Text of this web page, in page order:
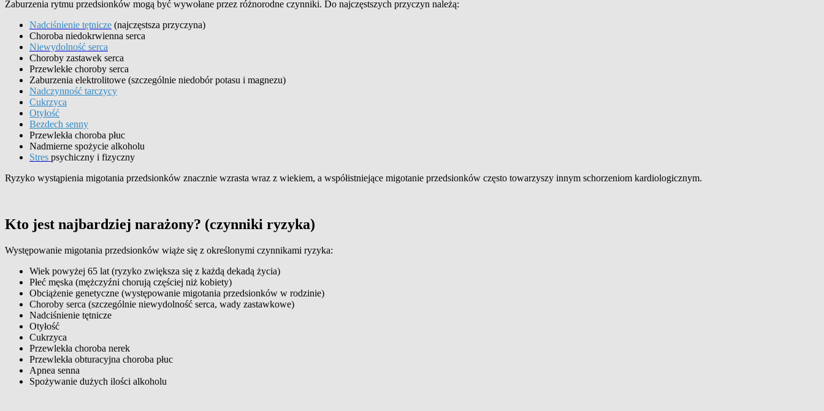
Zaburzenia rytmu przedsionków mogą być wywołane przez różnorodne czynniki. Do najczęstszych przyczyn należą:
Nadciśnienie tętnicze (najczęstsza przyczyna)
Choroba niedokrwienna serca
Niewydolność serca
Choroby zastawek serca
Przewlekłe choroby serca
Zaburzenia elektrolitowe (szczególnie niedobór potasu i magnezu)
Nadczynność tarczycy
Cukrzyca
Otyłość
Bezdech senny
Przewlekła choroba płuc
Nadmierne spożycie alkoholu
Stres psychiczny i fizyczny
Ryzyko wystąpienia migotania przedsionków znacznie wzrasta wraz z wiekiem, a współistniejące migotanie przedsionków często towarzyszy innym schorzeniom kardiologicznym.
Kto jest najbardziej narażony? (czynniki ryzyka)
Występowanie migotania przedsionków wiąże się z określonymi czynnikami ryzyka:
Wiek powyżej 65 lat (ryzyko zwiększa się z każdą dekadą życia)
Płeć męska (mężczyźni chorują częściej niż kobiety)
Obciążenie genetyczne (występowanie migotania przedsionków w rodzinie)
Choroby serca (szczególnie niewydolność serca, wady zastawkowe)
Nadciśnienie tętnicze
Otyłość
Cukrzyca
Przewlekła choroba nerek
Przewlekła obturacyjna choroba płuc
Apnea senna
Spożywanie dużych ilości alkoholu